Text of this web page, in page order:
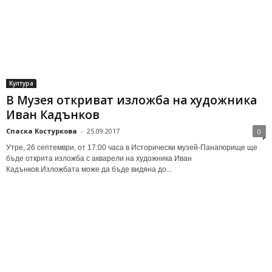
Култура
В Музея откриват изложба на художника
Иван Кадънков
Спаска Костуркова - 25.09.2017 0
Утре, 26 септември, от 17:00 часа в Исторически музей-Панагюрище ще
бъде открита изложба с акварели на художника Иван
Кадънков.Изложбата може да бъде видяна до...